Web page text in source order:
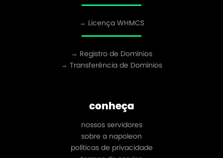
→ Licença WHMCS
→ Registro de Domínios
→ Transferência de Domínios
conheça
nossos servidores
sobre a napoleon
políticas de privacidade